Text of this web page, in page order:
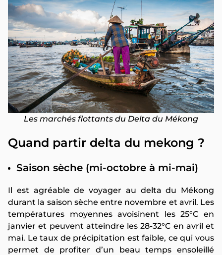
Les marchés flottants du Delta du Mékong
Quand partir delta du mekong ?
Saison sèche (mi-octobre à mi-mai)
Il est agréable de voyager au delta du Mékong
durant la saison sèche entre novembre et avril. Les
températures moyennes avoisinent les 25°C en
janvier et peuvent atteindre les 28-32°C en avril et
mai. Le taux de précipitation est faible, ce qui vous
permet de profiter d’un beau temps ensoleillé